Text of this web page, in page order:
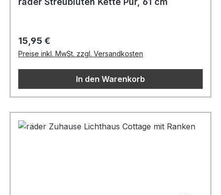
Regulärer Preis:
15,95 €
Preise inkl. MwSt. zzgl. Versandkosten
In den Warenkorb